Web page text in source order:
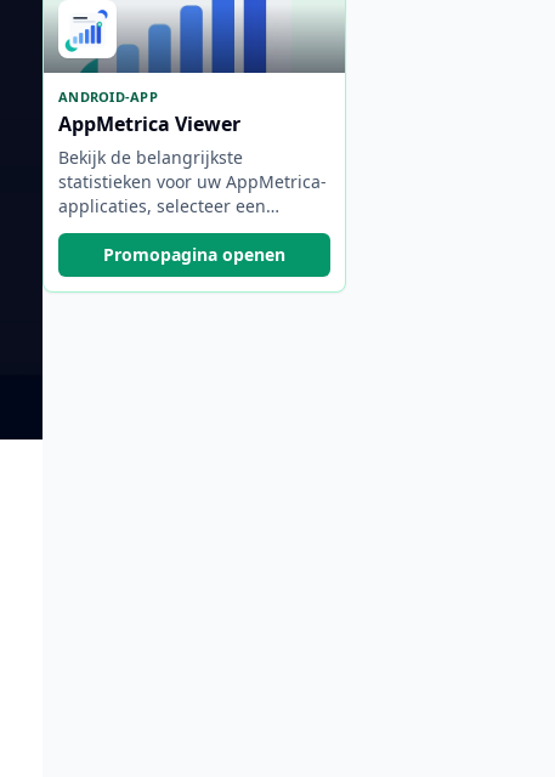
ANDROID-APP
AppMetrica Viewer
Bekijk de belangrijkste
statistieken voor uw AppMetrica-
applicaties, selecteer een
rapportageperiode en schakel
snel tussen projecten en
accounts.
Promopagina openen